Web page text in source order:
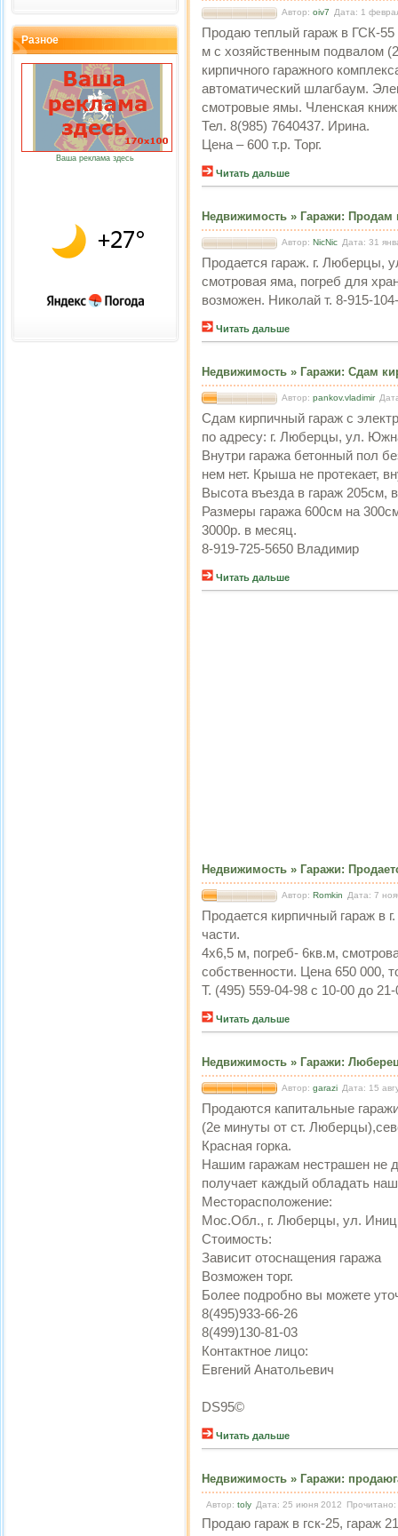
Разное
Ваша реклама здесь
Автор: oiv7 Дата: 1
Продаю теплый гараж в ГСК-55
м с хозяйственным подвалом
кирпичного гаражного
автоматический шлагбаум.
смотровые ямы. Членская
Тел. 8(985) 7640437. Ирина.
Цена – 600 т.р. Торг.
Читать дальше
Недвижимость » Гаражи: Продам
Автор: NicNic Дата: 31
Продается гараж. г.
смотровая яма, погреб для
возможен. Николай т. 8-915-
Читать дальше
Недвижимость » Гаражи: Сдам
Автор: pankov.vladimir
Сдам кирпичный гараж с
по адресу: г. Люберцы, ул.
Внутри гаража бетонный пол
нем нет. Крыша не протекает,
Высота въезда в гараж 205см,
Размеры гаража 600см на
3000р. в месяц.
8-919-725-5650 Владимир
Читать дальше
Недвижимость » Гаражи:
Автор: Romkin Дата: 7
Продается кирпичный гараж в
части.
4х6,5 м, погреб- 6кв.м,
собственности. Цена 650 000,
Т. (495) 559-04-98 с 10-00 до
Читать дальше
Недвижимость » Гаражи:
Автор: garazi Дата: 15
Продаются капитальные
(2е минуты от ст.
Красная горка.
Нашим гаражам нестрашен не
получает каждый обладать
Месторасположение:
Мос.Обл., г. Люберцы, ул.
Стоимость:
Зависит отоснащения гаража
Возможен торг.
Более подробно вы можете
8(495)933-66-26
8(499)130-81-03
Контактное лицо:
Евгений Анатольевич
DS95©
Читать дальше
Недвижимость » Гаражи:
Автор: toly Дата: 25 июня 2012
Продаю гараж в гск-25, гараж